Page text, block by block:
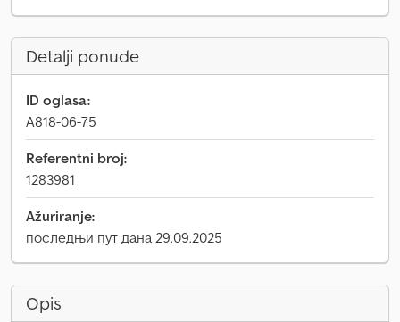
Detalji ponude
ID oglasa:
A818-06-75
Referentni broj:
1283981
Ažuriranje:
последњи пут дана 29.09.2025
Opis